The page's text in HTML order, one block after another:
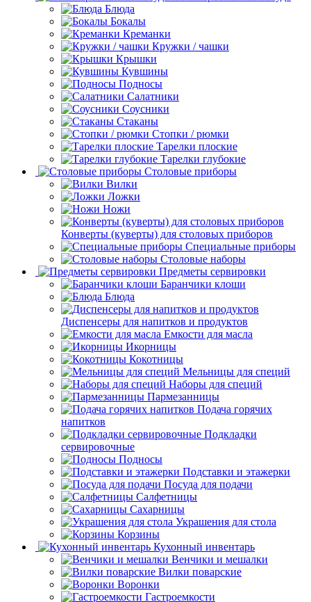
Блюда
Бокалы
Креманки
Кружки / чашки
Крышки
Кувшины
Подносы
Салатники
Соусники
Стаканы
Стопки / рюмки
Тарелки плоские
Тарелки глубокие
Столовые приборы
Вилки
Ложки
Ножи
Конверты (куверты) для столовых приборов
Специальные приборы
Столовые наборы
Предметы сервировки
Баранчики клоши
Блюда
Диспенсеры для напитков и продуктов
Емкости для масла
Икорницы
Кокотницы
Мельницы для специй
Наборы для специй
Пармезанницы
Подача горячих
напитков
Подкладки
сервировочные
Подносы
Подставки и этажерки
Посуда для подачи
Салфетницы
Сахарницы
Украшения для стола
Корзины
Кухонный инвентарь
Венчики и мешалки
Вилки поварские
Воронки
Гастроемкости